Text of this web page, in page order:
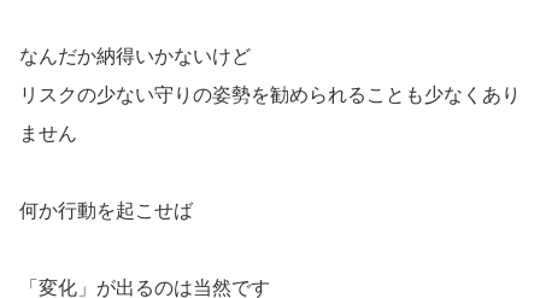
なんだか納得いかないけど
リスクの少ない守りの姿勢を勧められることも少なくあり
ません
何か行動を起こせば
「変化」が出るのは当然です